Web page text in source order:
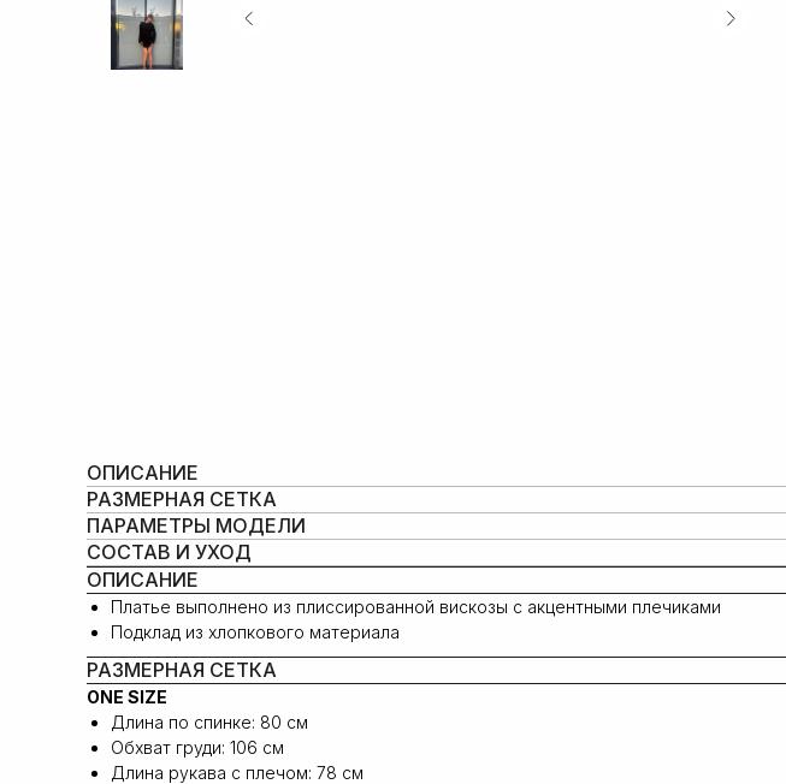
ОПИСАНИЕ
РАЗМЕРНАЯ СЕТКА
ПАРАМЕТРЫ МОДЕЛИ
СОСТАВ И УХОД
ОПИСАНИЕ
Платье выполнено из плиссированной вискозы с акцентными плечиками
Подклад из хлопкового материала
РАЗМЕРНАЯ СЕТКА
ONE SIZE
Длина по спинке: 80 см
Обхват груди: 106 см
Длина рукава с плечом: 78 cм